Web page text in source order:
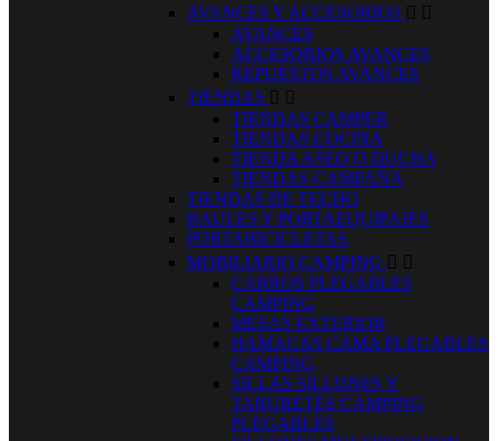
AVANCES Y ACCESORIOS  
AVANCES
ACCESORIOS AVANCES
REPUESTOS AVANCES
TIENDAS  
TIENDAS CAMPER
TIENDAS COCINA
TIENDA ASEO O DUCHA
TIENDAS CAMPAÑA
TIENDAS DE TECHO
BAULES Y PORTAEQUIPAJES
PORTABICICLETAS
MOBILIARIO CAMPING  
CARROS PLEGABLES
CAMPING
MESAS EXTERIOR
HAMACAS CAMA PLEGABLES
CAMPING
SILLAS SILLONES Y
TABURETES CAMPING
PLEGABLES